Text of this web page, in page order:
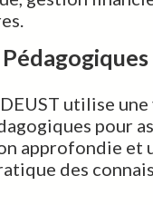
utilise
pour
approfondie et
des